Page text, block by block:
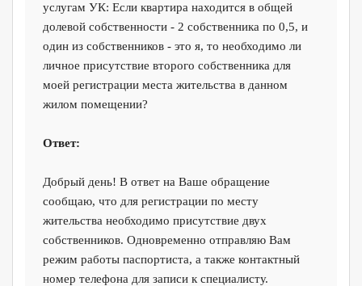
услугам УК: Если квартира находится в общей
долевой собственности - 2 собственника по 0,5, и
один из собственников - это я, то необходимо ли
личное присутствие второго собственника для
моей регистрации места жительства в данном
жилом помещении?
Ответ:
Добрый день! В ответ на Ваше обращение
сообщаю, что для регистрации по месту
жительства необходимо присутствие двух
собственников. Одновременно отправляю Вам
режим работы паспортиста, а также контактный
номер телефона для записи к специалисту.